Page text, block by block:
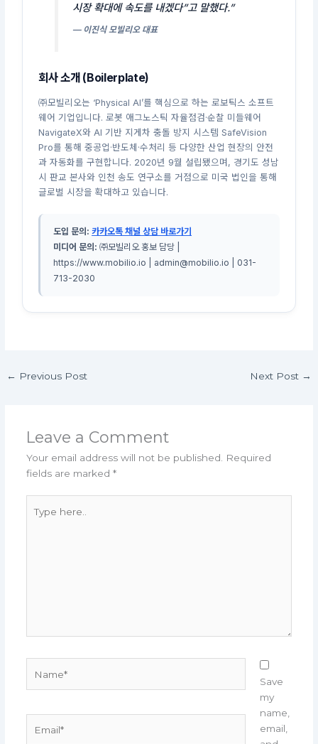
시장 확대에 속도를 내겠다”고 말했다.”
— 이진식 모빌리오 대표
회사 소개 (Boilerplate)
㈜모빌리오는 ‘Physical AI’를 핵심으로 하는 로보틱스 소프트
웨어 기업입니다. 로봇 애그노스틱 자율점검·순찰 미들웨어
NavigateX와 AI 기반 지게차 충돌 방지 시스템 SafeVision
Pro를 통해 중공업·반도체·수처리 등 다양한 산업 현장의 안전
과 자동화를 구현합니다. 2020년 9월 설립됐으며, 경기도 성남
시 판교 본사와 인천 송도 연구소를 거점으로 미국 법인을 통해
글로벌 시장을 확대하고 있습니다.
도입 문의: 카카오톡 채널 상담 바로가기
미디어 문의: ㈜모빌리오 홍보 담당 |
https://www.mobilio.io | admin@mobilio.io | 031-
713-2030
← Previous Post Next Post →
Leave a Comment
Your email address will not be published.
Required
fields are marked *
here..
Save
my
name,
email,